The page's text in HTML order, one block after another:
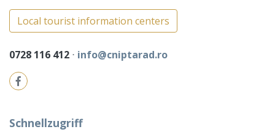
Local tourist information centers
0728 116 412 ⋅ info@cniptarad.ro
Schnellzugriff